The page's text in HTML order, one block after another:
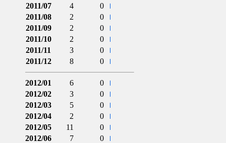
2011/07
4
0
2011/08
2
0
2011/09
2
0
2011/10
2
0
2011/11
3
0
2011/12
8 0
2012/01 6
0
2012/02
3
0
2012/03
5
0
2012/04
2
0
2012/05
11
0
2012/06
7
0